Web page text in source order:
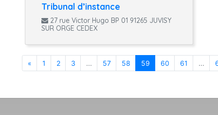
Tribunal d’instance
27 rue Victor Hugo BP 01 91265 JUVISY
SUR ORGE CEDEX
« 1 2 3 ... 57 58 59 60 61 ...